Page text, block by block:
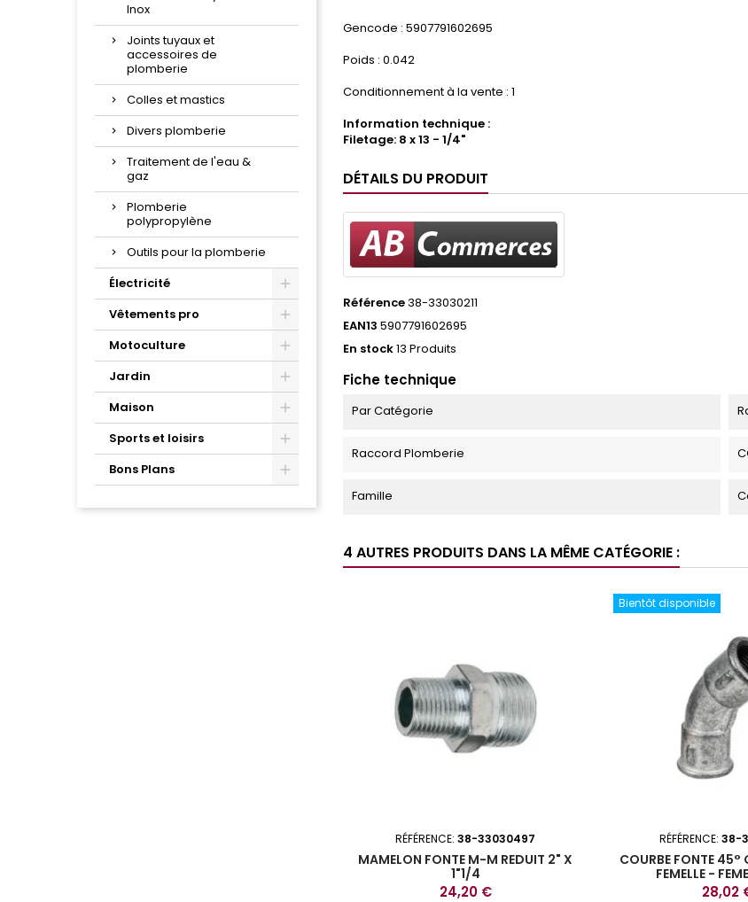
Inox
Joints tuyaux et
accessoires de
plomberie
Colles et mastics
Divers plomberie
Traitement de l'eau &
gaz
Plomberie
polypropylène
Outils pour la plomberie
Électricité
Vêtements pro
Motoculture
Jardin
Maison
Sports et loisirs
Bons Plans
Gencode : 5907791602695
Poids : 0.042
Conditionnement à la vente : 1
Information technique :
Filetage: 8 x 13 - 1/4"
DÉTAILS DU PRODUIT
Référence38-33030211
EAN13 5907791602695
En stock13 Produits
Fiche technique
Par Catégorie
Raccord Plomberie
Famille
4 AUTRES PRODUITS DANS LA MÊME CATÉGORIE :
RÉFÉRENCE: 38-33030497
MAMELON FONTE M-M REDUIT 2" X
1"1/4
Prix
24,20 €
Bientôt disponible
RÉFÉRENCE: 38-
COURBE FONTE 45°
FEMELLE -
Prix
28,02